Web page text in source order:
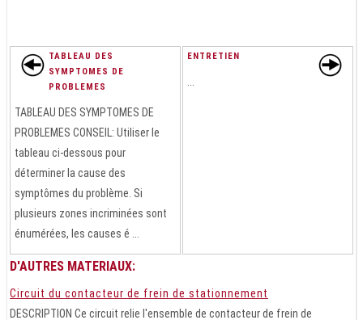
TABLEAU DES
SYMPTOMES DE
PROBLEMES
TABLEAU DES SYMPTOMES DE
PROBLEMES CONSEIL: Utiliser le
tableau ci-dessous pour
déterminer la cause des
symptômes du problème. Si
plusieurs zones incriminées sont
énumérées, les causes é ...
ENTRETIEN
D'AUTRES MATERIAUX:
Circuit du contacteur de frein de stationnement
DESCRIPTION Ce circuit relie l'ensemble de contacteur de frein de